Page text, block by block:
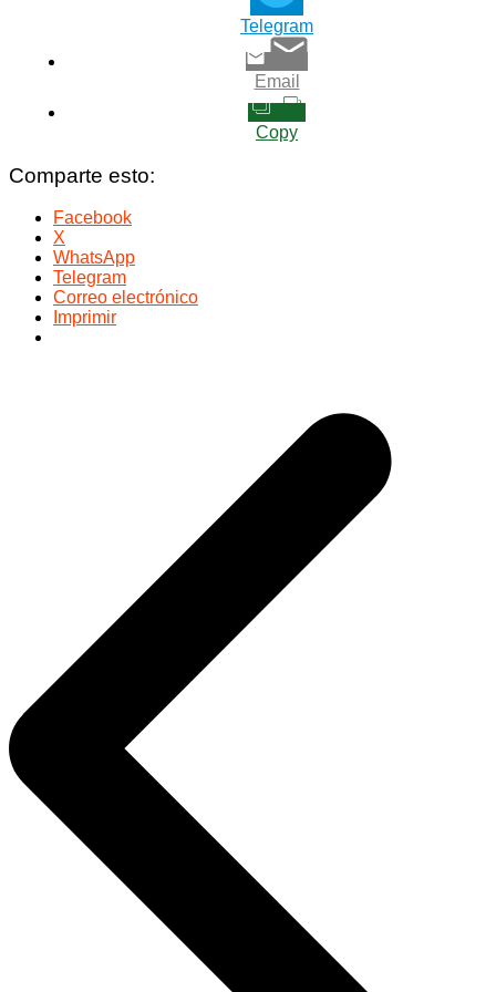
Telegram
Email
Copy
Comparte esto:
Facebook
X
WhatsApp
Telegram
Correo electrónico
Imprimir